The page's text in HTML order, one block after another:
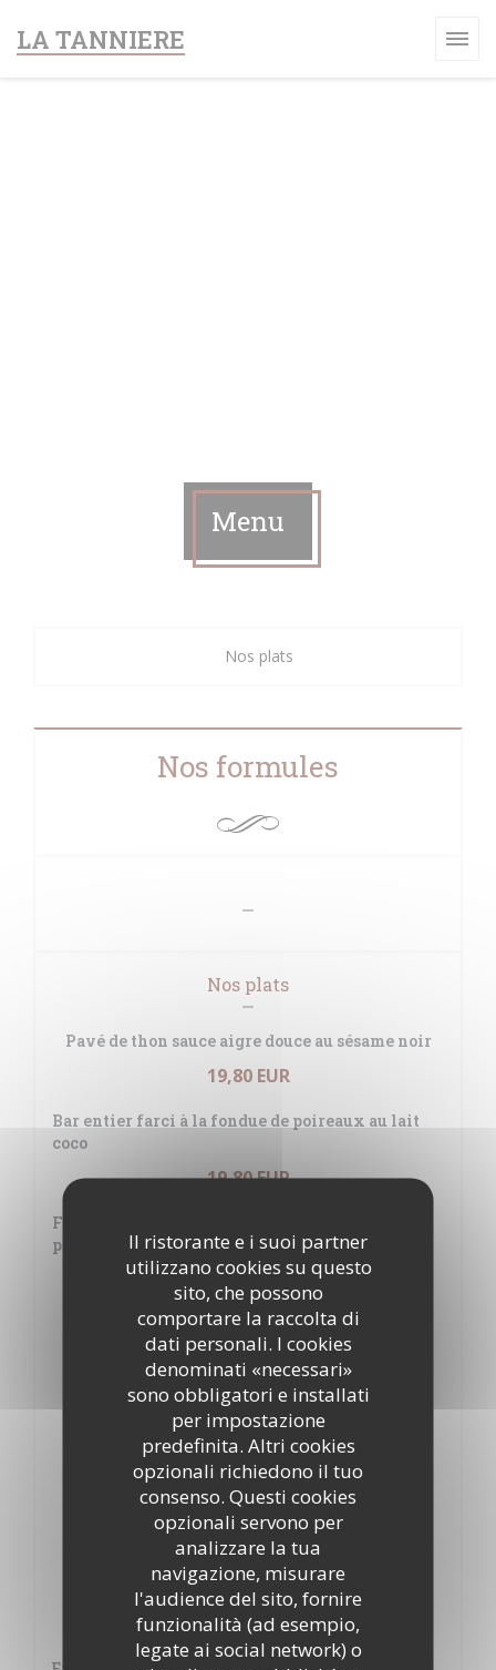
Il ristorante e i suoi partner
utilizzano cookies su questo
sito, che possono
comportare la raccolta di
dati personali. I cookies
denominati «necessari»
sono obbligatori e installati
per impostazione
predefinita. Altri cookies
opzionali richiedono il tuo
consenso. Questi cookies
opzionali servono per
analizzare la tua
navigazione, misurare
l'audience del sito, fornire
funzionalità (ad esempio,
legate ai social network) o
LA TANNIERE
Menu
Nos plats
Nos formules
Nos plats
Pavé de thon sauce aigre douce au sésame noir
19,80 EUR
Bar entier farci à la fondue de poireaux au lait
coco
19,80 EUR
Filet de daurade Raoyale sur lit de fondue de
poireaux au lait coco
19,80 EUR
Magret de canard aux pèches
18,40 EUR
Souris d'agneau au thym
17,80 EUR
Filet de Boeuf aux morilles
29,00 EUR
+ 2€
Tête de veau sauce gribiche
17,80 EUR